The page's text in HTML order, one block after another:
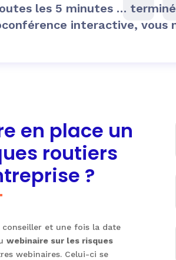
les 5 minutes …
interactive, vous
en place un
routiers
?
et une fois la date
webinaire sur les risques
webinaires. Celui-ci se